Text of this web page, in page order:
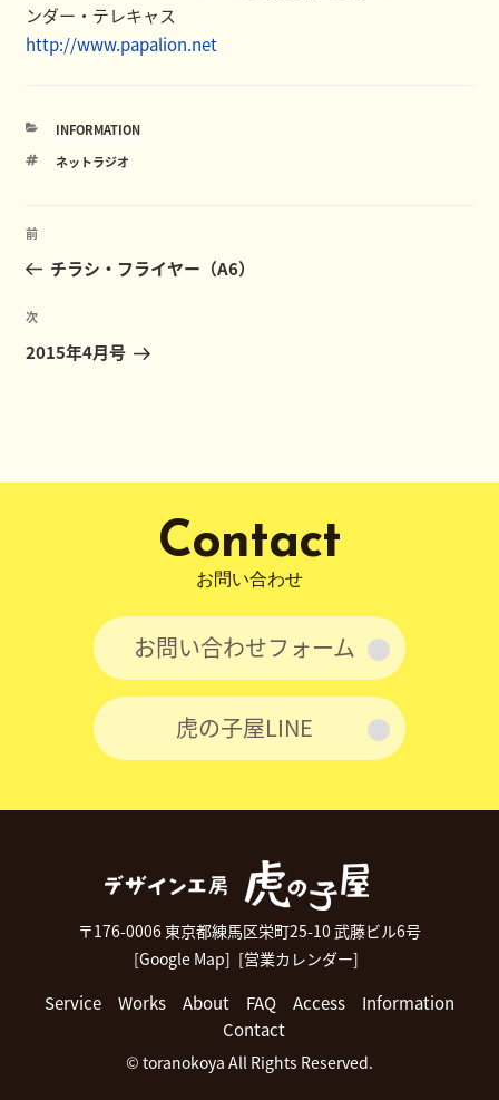
ンダー・テレキャス
http://www.papalion.net
カ
ゴ
INFORMATION
タ
ネットラジオ
投
稿
ナ
ビ
ゲ
前
の
稿
前
チラシ・フライヤー（A6）
次
の
次
2015年4月号
Contact
お問い合わせ
お問い合わせフォーム
虎の子屋LINE
〒176-0006 東京都練馬区栄町25-10 武藤ビル6号
[Google Map] [営業カレンダー]
Service Works About FAQ Access
Information
Contact
© toranokoya All Rights Reserved.